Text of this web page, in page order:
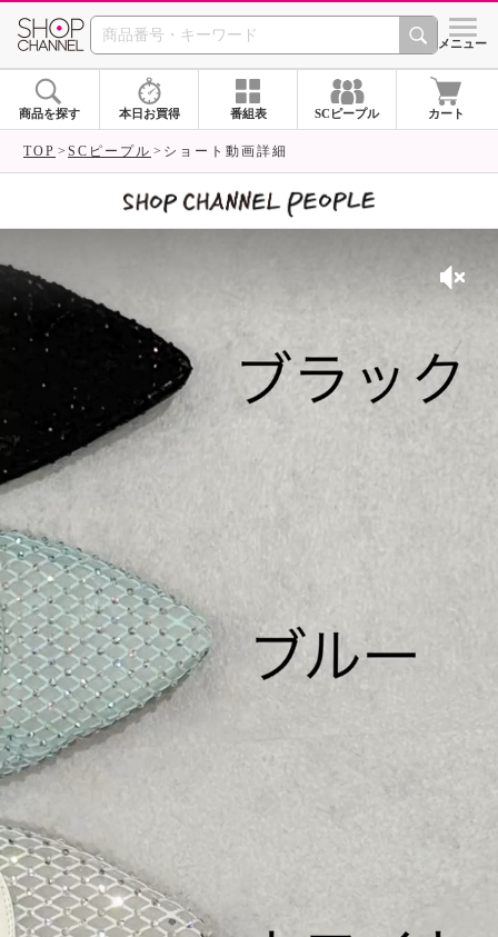
SHOP CHANNEL シメニュー
商品を探す 本日お買得 番組表 SCピープル カート
TOP SCピープル ショート動画詳細